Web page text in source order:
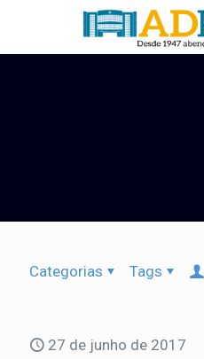
Categorias Tags
27 de junho de 2017